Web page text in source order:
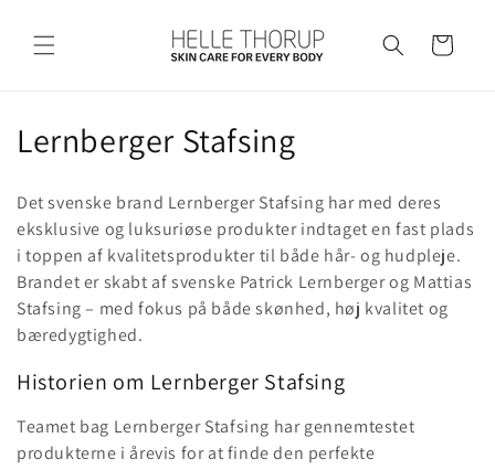
indhold
Indkøbskurv
K
l
l
e
k
t
i
Lernberger Stafsing
Det svenske brand Lernberger Stafsing har med deres
eksklusive og luksuriøse produkter indtaget en fast plads
i toppen af kvalitetsprodukter til både hår- og hudpleje.
Brandet er skabt af svenske Patrick Lernberger og Mattias
Stafsing – med fokus på både skønhed, høj kvalitet og
bæredygtighed.
Historien om Lernberger Stafsing
Teamet bag Lernberger Stafsing har gennemtestet
produkterne i årevis for at finde den perfekte